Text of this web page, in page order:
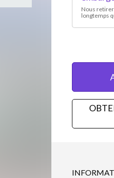
Nous
longtemps